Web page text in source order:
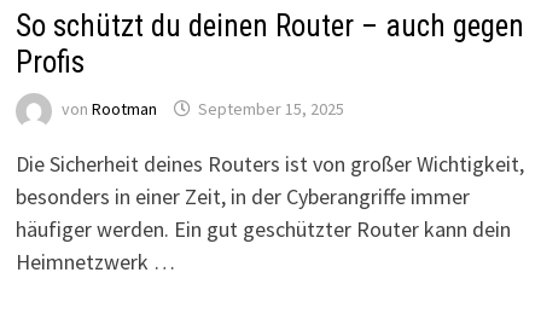
So schützt du deinen Router – auch gegen
Profis
von Rootman September 15, 2025
Die Sicherheit deines Routers ist von großer Wichtigkeit,
besonders in einer Zeit, in der Cyberangriffe immer
häufiger werden. Ein gut geschützter Router kann dein
Heimnetzwerk …